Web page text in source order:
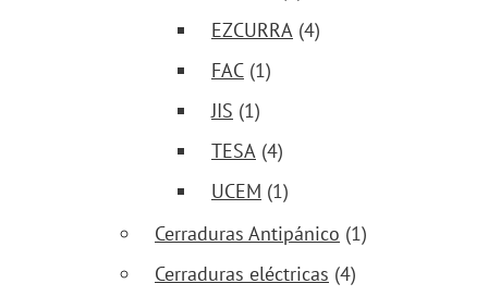
EZCURRA (4)
FAC (1)
JIS (1)
TESA (4)
UCEM (1)
Cerraduras Antipánico (1)
Cerraduras eléctricas (4)